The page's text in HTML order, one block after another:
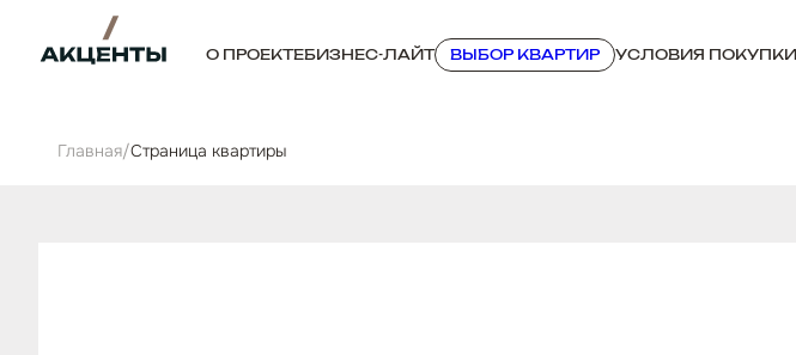
О ПРОЕКТЕБИЗНЕС-ЛАЙТ ВЫБОР КВАРТИР УСЛОВИЯ ПОКУПКИ
Главная/Cтраница квартиры